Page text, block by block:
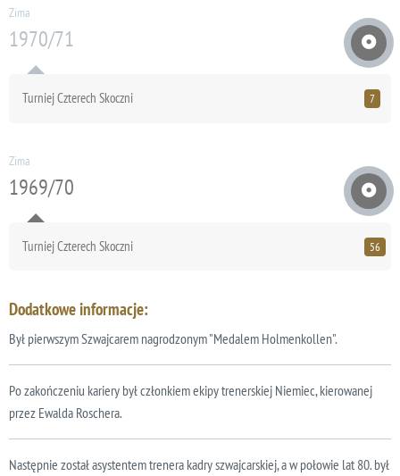
Zima
1970/71
Turniej Czterech Skoczni 7
Zima
1969/70
Turniej Czterech Skoczni 56
Dodatkowe informacje:
Był pierwszym Szwajcarem nagrodzonym "Medalem Holmenkollen".
Po zakończeniu kariery był członkiem ekipy trenerskiej Niemiec, kierowanej
przez Ewalda Roschera.
Następnie został asystentem trenera kadry szwajcarskiej, a w połowie lat 80. był